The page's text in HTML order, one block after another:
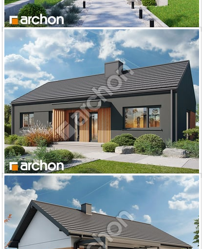
Dom w kostrzewach 10 (AE) OZE
Dom w kostrzewach 16